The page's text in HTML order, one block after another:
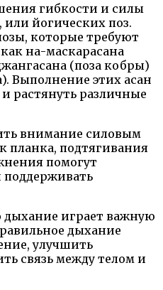
гибкости и силы
или йогических поз.
которые требуют
на-маскарасана
(поза кобры)
Выполнение этих асан
растянуть различные
внимание силовым
планка, подтягивания
помогут
дыхание играет важную
дыхание
улучшить
связь между телом и